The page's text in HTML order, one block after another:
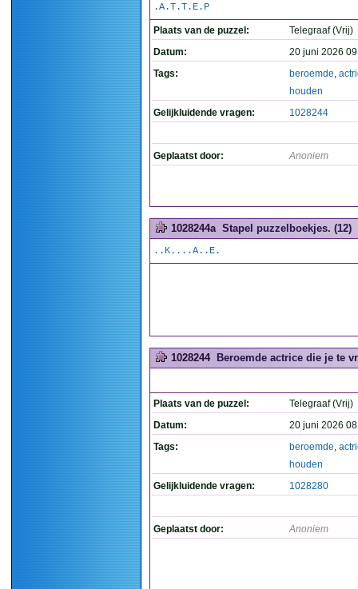
.A.T.T.E.P
Plaats van de puzzel:
Telegraaf (Vrij)
Datum:
20 juni 2026
Tags:
beroemde,
houden
Gelijkluidende vragen:
1028244
Geplaatst door: Anoniem
1028244a Stapel puzzelboekjes. (12)
..K....A..E.
1028244 Beroemde actrice die je te
Plaats van de puzzel:
Telegraaf (Vrij)
Datum:
20 juni 2026
Tags:
beroemde,
houden
Gelijkluidende vragen:
1028280
Geplaatst door: Anoniem